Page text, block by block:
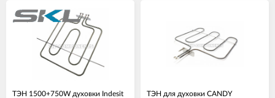
ТЭН 1500+750W духовки Indesit
ТЭН для духовки CANDY